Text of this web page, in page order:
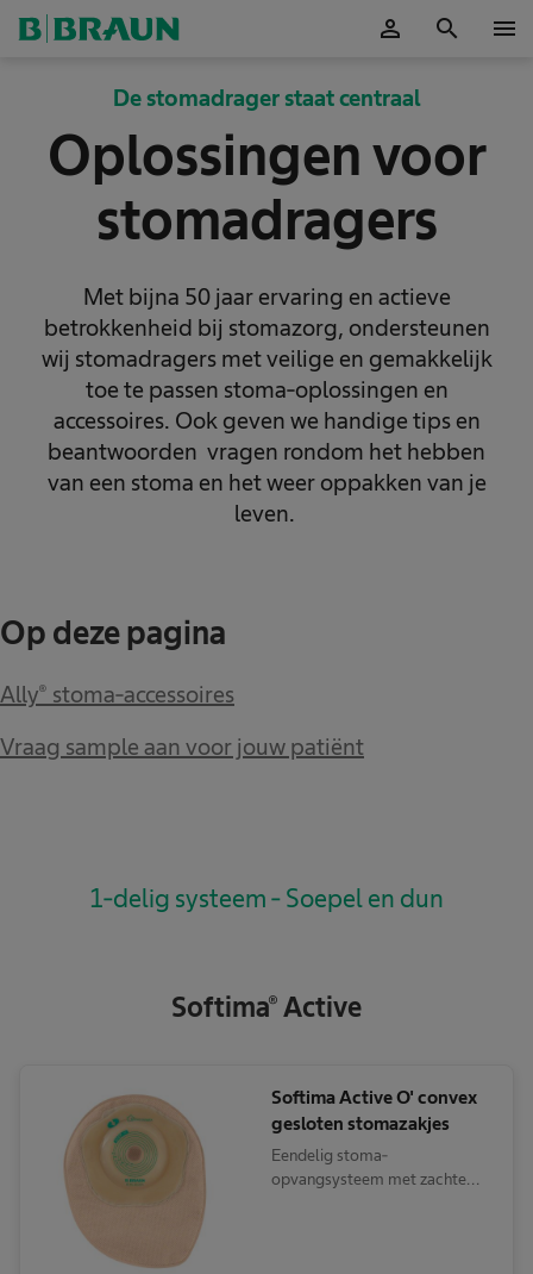
person search menu
De stomadrager staat centraal
Oplossingen voor
stomadragers
Met bijna 50 jaar ervaring en actieve
betrokkenheid bij stomazorg, ondersteunen
wij stomadragers met veilige en gemakkelijk
toe te passen stoma-oplossingen en
accessoires. Ook geven we handige tips en
beantwoorden vragen rondom het hebben
van een stoma en het weer oppakken van je
leven.
Op deze pagina
Ally® stoma-accessoires
Vraag sample aan voor jouw patiënt
1-delig systeem - Soepel en dun
Softima® Active
Softima Active O' convex
gesloten stomazakjes
Eendelig stoma-
opvangsysteem met zachte